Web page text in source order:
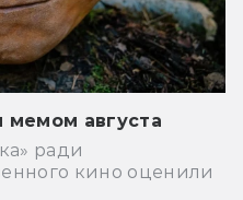
мемом августа
ради
кино оценили